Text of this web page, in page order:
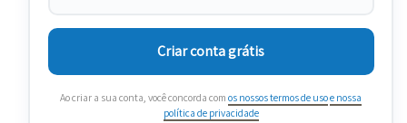
Criar conta grátis
Ao criar a sua conta, você concorda com os nossos termos de usoe nossa
política de privacidade